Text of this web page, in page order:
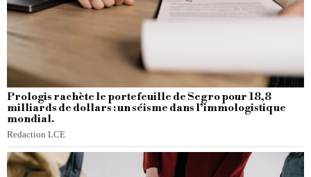
Prologis rachète le portefeuille de Segro pour 18,8
milliards de dollars : un séisme dans l’immologistique
mondial.
Redaction LCE